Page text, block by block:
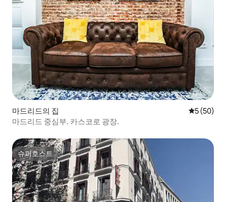
마드리드의 집 평점 5점(5
5 (50)
마드리드 중심부. 카스코로 광장.
슈퍼호스트
슈퍼호스트